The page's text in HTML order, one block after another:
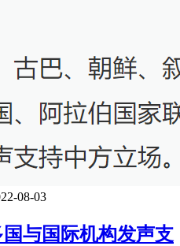
08-03
与国际机构发声支